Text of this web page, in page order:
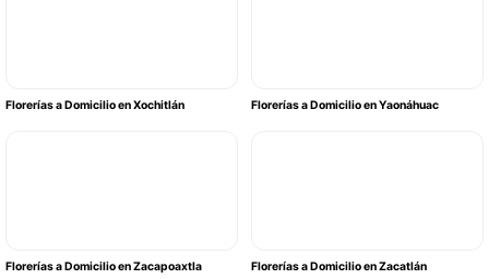
Florerías a Domicilio en Xochitlán Florerías a Domicilio en Yaonáhuac
Florerías a Domicilio en Zacapoaxtla Florerías a Domicilio en Zacatlán